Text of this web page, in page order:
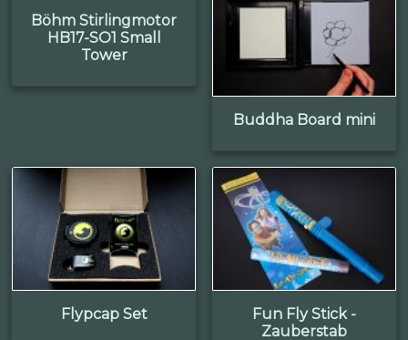
Böhm Stirlingmotor
HB17-SO1 Small
Tower
Buddha Board mini
Flypcap Set
Fun Fly Stick -
Zauberstab